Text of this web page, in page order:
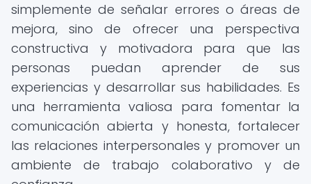
simplemente de señalar errores o áreas de
mejora, sino de ofrecer una perspectiva
constructiva y motivadora para que las
personas puedan aprender de sus
experiencias y desarrollar sus habilidades. Es
una herramienta valiosa para fomentar la
comunicación abierta y honesta, fortalecer
las relaciones interpersonales y promover un
ambiente de trabajo colaborativo y de